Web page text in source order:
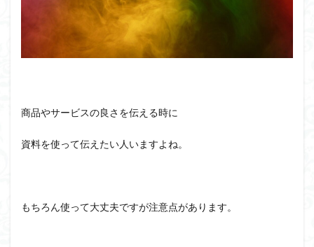
商品やサービスの良さを伝える時に
資料を使って伝えたい人いますよね。
もちろん使って大丈夫ですが注意点があります。